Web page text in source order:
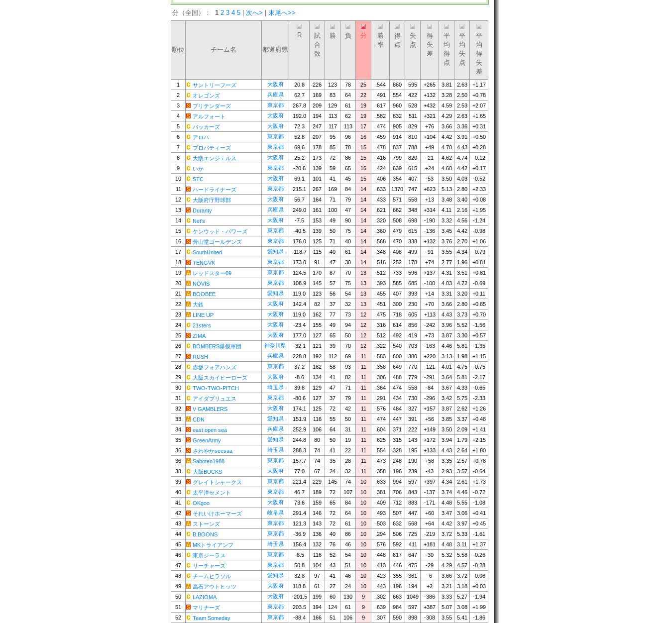
分（全国）： 1 2 3 4 5 次へ> 末尾へ>>
順位 チーム名 都道府県
R
試
合
数
勝 負 分
勝
率
得
点
失
点
得
失
差
平
均
得
点
平
均
失
点
平
均
得
失
差
1 サントリーフーズ 大阪府 20.8 226 123 78 25 .544 860 595 +265 3.81 2.63
+1.17
2
オレゴンズ 兵庫県 62.7 169 83 64 22 .491 554 422 +132 3.28 2.50
+0.78
3
プリテンダーズ 東京都 267.8 209 129 61 19 .617 960 528 +432 4.59 2.53
+2.07
4
アルフォート 大阪府 192.0 194 113 62 19 .582 832 511 +321 4.29 2.63
+1.65
5
バッカーズ 大阪府 72.3 247 117 113 17 .474 905 829 +76 3.66 3.36
+0.31
6
アロハ 東京都 52.8 207 95 96 16 .459 914 810 +104 4.42 3.91
+0.50
7
プロパティーズ 東京都 69.6 178 85 78 15 .478 837 788 +49 4.70 4.43
+0.28
8
大阪エンジェルス 大阪府 25.2 173 72 86 15 .416 799 820 -21 4.62 4.74
-0.12
9
いか 東京都 -20.6 139 59 65 15 .424 639 615 +24 4.60 4.42
+0.17
10
STC 大阪府 69.1 101 41 45 15 .406 354 407 -53 3.50 4.03
-0.52
11
ハードライナーズ 東京都 215.1 267 169 84 14 .633 1370 747 +623 5.13 2.80
+2.33
12
大阪府庁野球部 大阪府 56.7 164 71 79 14 .433 571 558 +13 3.48 3.40
+0.08
13
Duranty 兵庫県 249.0 161 100 47 14 .621 662 348 +314 4.11 2.16
+1.95
14
Net's 大阪府 -7.5 153 49 90 14 .320 508 698 -190 3.32 4.56
-1.24
15
ケンウッド・パワーズ 東京都 -40.5 139 50 75 14 .360 479 615 -136 3.45 4.42
-0.98
16
芳山堂ゴールデンズ 東京都 176.0 125 71 40 14 .568 470 338 +132 3.76 2.70
+1.06
17
SouthUnited 愛知県 -118.7 115 40 61 14 .348 408 499 -91 3.55 4.34
-0.79
18
TENGVK 東京都 173.0 91 47 30 14 .516 252 178 +74 2.77 1.96
+0.81
19
レッドスター09 東京都 124.5 170 87 70 13 .512 733 596 +137 4.31 3.51
+0.81
20
NOVIS 東京都 108.9 145 57 75 13 .393 585 685 -100 4.03 4.72
-0.69
21
BOOBEE 愛知県 119.0 123 56 54 13 .455 407 393 +14 3.31 3.20
+0.11
22
大鉄 大阪府 142.4 82 37 32 13 .451 300 230 +70 3.66 2.80
+0.85
23
LINE UP 大阪府 119.0 162 77 73 12 .475 718 605 +113 4.43 3.73
+0.70
24
21sters 大阪府 -23.4 155 49 94 12 .316 614 856 -242 3.96 5.52
-1.56
25
ZIMA 大阪府 177.0 127 65 50 12 .512 492 419 +73 3.87 3.30
+0.57
26
BOMBERS爆裂軍団 神奈川県 -32.1 121 39 70 12 .322 540 703 -163 4.46 5.81
-1.35
27
RUSH 兵庫県 228.8 192 112 69 11 .583 600 380 +220 3.13 1.98
+1.15
28
赤坂フォアハンズ 東京都 37.2 162 58 93 11 .358 649 770 -121 4.01 4.75
-0.75
29
大阪スカイヒーローズ 大阪府 -8.6 134 41 82 11 .306 488 779 -291 3.64 5.81
-2.17
30
TWO-TWO-PITCH 埼玉県 39.8 129 47 71 11 .364 474 558 -84 3.67 4.33
-0.65
31
アイダブリュエス 東京都 -80.6 127 37 79 11 .291 434 730 -296 3.42 5.75
-2.33
32
V GAMBLERS 大阪府 174.1 125 72 42 11 .576 484 327 +157 3.87 2.62
+1.26
33
CDN 愛知県 151.9 116 55 50 11 .474 447 391 +56 3.85 3.37
+0.48
34
east open sea 兵庫県 252.9 106 64 31 11 .604 371 222 +149 3.50 2.09
+1.41
35
GreenArmy 愛知県 244.8 80 50 19 11 .625 315 143 +172 3.94 1.79
+2.15
36
さわやかseesaa 埼玉県 288.3 74 41 22 11 .554 328 195 +133 4.43 2.64
+1.80
36
Saboten1988 東京都 157.7 74 35 28 11 .473 248 190 +58 3.35 2.57
+0.78
38
大阪BUCKS 大阪府 77.0 67 24 32 11 .358 196 239 -43 2.93 3.57
-0.64
39
グレイトシャークス 東京都 221.4 229 145 74 10 .633 994 597 +397 4.34 2.61
+1.73
40
太平洋セメント 東京都 46.7 189 72 107 10 .381 706 843 -137 3.74 4.46
-0.72
41
OKgoo 大阪府 73.6 159 65 84 10 .409 712 883 -171 4.48 5.55
-1.08
42
それいけホーマーズ 岐阜県 291.4 146 72 64 10 .493 507 447 +60 3.47 3.06
+0.41
43
ストーンズ 東京都 121.3 143 72 61 10 .503 632 568 +64 4.42 3.97
+0.45
44
B.BOONS 東京都 -36.9 136 40 86 10 .294 506 725 -219 3.72 5.33
-1.61
45
MKトライアンフ 埼玉県 156.4 132 76 46 10 .576 592 411 +181 4.48 3.11
+1.37
46
東京ジーラス 東京都 -8.5 116 52 54 10 .448 617 647 -30 5.32 5.58
-0.26
47
リーチャーズ 東京都 50.8 104 43 51 10 .413 446 475 -29 4.29 4.57
-0.28
48
チームヒラソル 愛知県 32.8 97 41 46 10 .423 355 361 -6 3.66 3.72
-0.06
49
高石アウトヒッツ 大阪府 118.8 61 27 24 10 .443 196 194 +2 3.21 3.18
+0.03
50
LAZIOMA 大阪府 -201.5 199 60 130 9 .302 663 1049 -386 3.33 5.27
-1.94
51
マリナーズ 東京都 203.5 194 124 61 9 .639 984 597 +387 5.07 3.08
+1.99
52
Team Someday 東京都 -88.4 166 51 106 9 .307 590 898 -308 3.55 5.41
-1.86